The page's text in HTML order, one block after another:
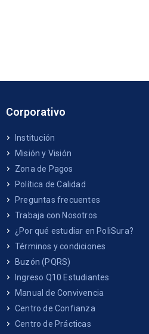
Corporativo
Institución
Misión y Visión
Zona de Pagos
Política de Calidad
Preguntas frecuentes
Trabaja con Nosotros
¿Por qué estudiar en PoliSura?
Términos y condiciones
Buzón (PQRS)
Ingreso Q10 Estudiantes
Manual de Convivencia
Centro de Confianza
Centro de Prácticas